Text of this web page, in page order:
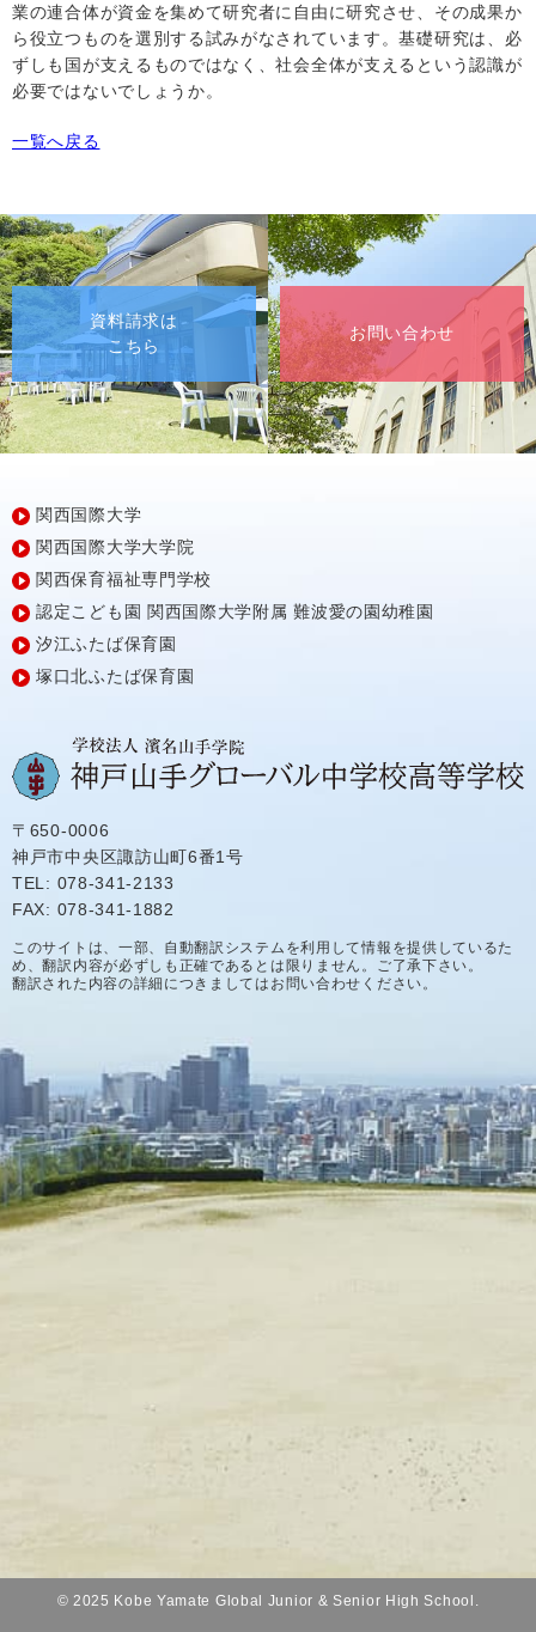
業の連合体が資金を集めて研究者に自由に研究させ、その成果か
ら役立つものを選別する試みがなされています。基礎研究は、必
ずしも国が支えるものではなく、社会全体が支えるという認識が
必要ではないでしょうか。
一覧へ戻る
資料請求は
こちら
お問い合わせ
関西国際大学
関西国際大学大学院
関西保育福祉専門学校
認定こども園 関西国際大学附属 難波愛の園幼稚園
汐江ふたば保育園
塚口北ふたば保育園
〒650-0006
神戸市中央区諏訪山町6番1号
TEL: 078-341-2133
FAX: 078-341-1882
このサイトは、一部、自動翻訳システムを利用して情報を提供しているた
め、翻訳内容が必ずしも正確であるとは限りません。ご了承下さい。
翻訳された内容の詳細につきましてはお問い合わせください。
© 2025 Kobe Yamate Global Junior & Senior High School.